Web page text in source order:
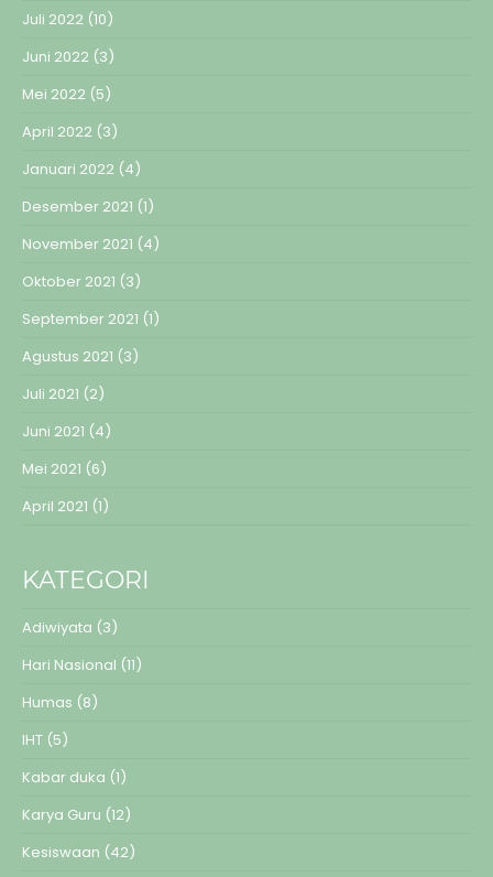
Juli 2022 (10)
Juni 2022 (3)
Mei 2022 (5)
April 2022 (3)
Januari 2022 (4)
Desember 2021 (1)
November 2021 (4)
Oktober 2021 (3)
September 2021 (1)
Agustus 2021 (3)
Juli 2021 (2)
Juni 2021 (4)
Mei 2021 (6)
April 2021 (1)
KATEGORI
Adiwiyata (3)
Hari Nasional (11)
Humas (8)
IHT (5)
Kabar duka (1)
Karya Guru (12)
Kesiswaan (42)